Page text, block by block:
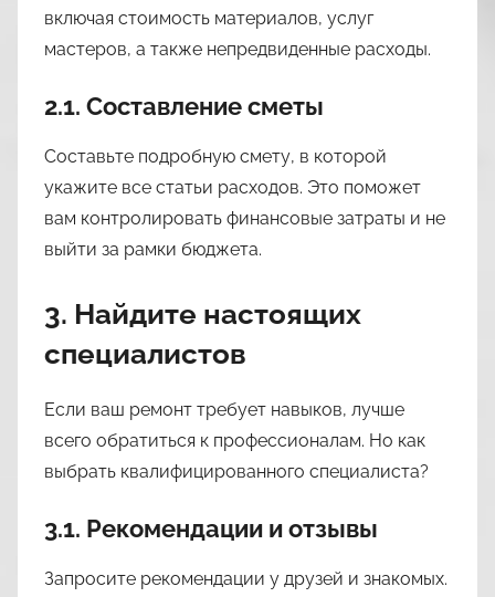
включая стоимость материалов, услуг
мастеров, а также непредвиденные расходы.
2.1. Составление сметы
Составьте подробную смету, в которой
укажите все статьи расходов. Это поможет
вам контролировать финансовые затраты и не
выйти за рамки бюджета.
3. Найдите настоящих
специалистов
Если ваш ремонт требует навыков, лучше
всего обратиться к профессионалам. Но как
выбрать квалифицированного специалиста?
3.1. Рекомендации и отзывы
Запросите рекомендации у друзей и знакомых.